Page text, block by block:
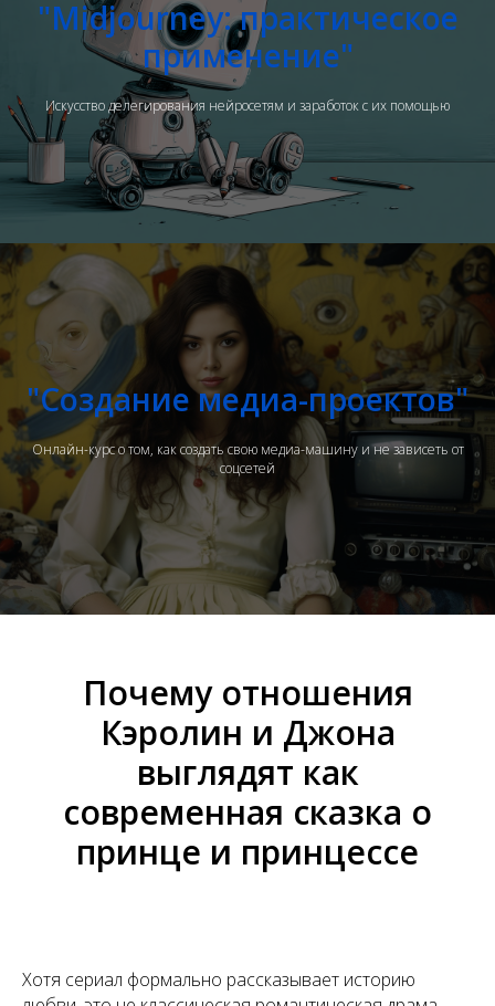
"Midjourney: практическое
применение"
Искусство делегирования нейросетям и заработок с их помощью
"Создание медиа-проектов"
Онлайн-курс о том, как создать свою медиа-машину и не зависеть от
соцсетей
Почему отношения
Кэролин и Джона
выглядят как
современная сказка о
принце и принцессе
Хотя сериал формально рассказывает историю